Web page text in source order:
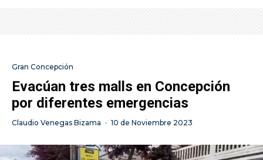
Gran Concepción
Evacúan tres malls en Concepción
por diferentes emergencias
Claudio Venegas Bizama · 10 de Noviembre 2023